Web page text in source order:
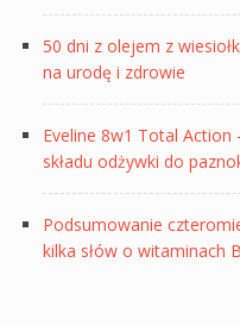
50 dni z olejem z
na urodę i zdrowie
Eveline 8w1 Total Action
składu odżywki do
Podsumowanie
kilka słów o witaminach